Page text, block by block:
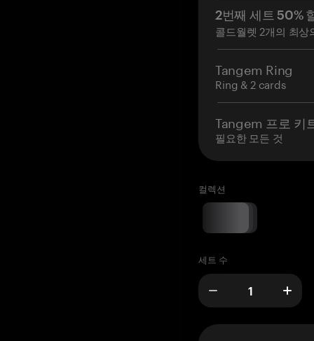
2번째 세트 50%
콜드월렛 2개의 최상
Tangem Ring
Ring & 2 cards
Tangem 프로 키
필요한 모든 것
컬렉션
세트 수